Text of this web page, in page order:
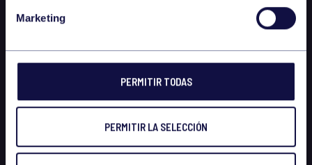
Marketing
PERMITIR TODAS
PERMITIR LA SELECCIÓN